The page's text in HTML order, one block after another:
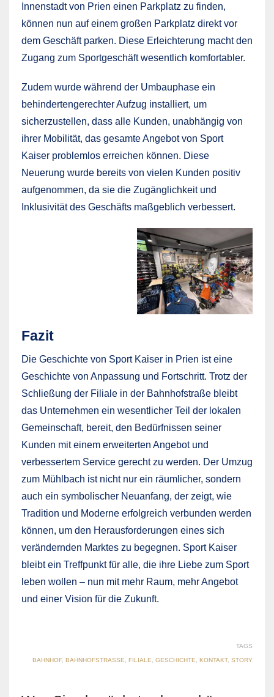
Innenstadt von Prien einen Parkplatz zu finden,
können nun auf einem großen Parkplatz direkt vor
dem Geschäft parken. Diese Erleichterung macht den
Zugang zum Sportgeschäft wesentlich komfortabler.
Zudem wurde während der Umbauphase ein
behindertengerechter Aufzug installiert, um
sicherzustellen, dass alle Kunden, unabhängig von
ihrer Mobilität, das gesamte Angebot von Sport
Kaiser problemlos erreichen können. Diese
Neuerung wurde bereits von vielen Kunden positiv
aufgenommen, da sie die Zugänglichkeit und
Inklusivität des Geschäfts maßgeblich verbessert.
Fazit
Die Geschichte von Sport Kaiser in Prien ist eine
Geschichte von Anpassung und Fortschritt. Trotz der
Schließung der Filiale in der Bahnhofstraße bleibt
das Unternehmen ein wesentlicher Teil der lokalen
Gemeinschaft, bereit, den Bedürfnissen seiner
Kunden mit einem erweiterten Angebot und
verbessertem Service gerecht zu werden. Der Umzug
zum Mühlbach ist nicht nur ein räumlicher, sondern
auch ein symbolischer Neuanfang, der zeigt, wie
Tradition und Moderne erfolgreich verbunden werden
können, um den Herausforderungen eines sich
verändernden Marktes zu begegnen. Sport Kaiser
bleibt ein Treffpunkt für alle, die ihre Liebe zum Sport
leben wollen – nun mit mehr Raum, mehr Angebot
und einer Vision für die Zukunft.
TAGS
BAHNHOF, BAHNHOFSTRASSE , FILIALE, GESCHICHTE, KONTAKT, STORY